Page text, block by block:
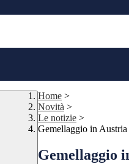
Home >
Novità >
Le notizie >
Gemellaggio in
Gemellaggio